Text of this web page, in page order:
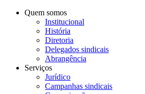
Quem somos
Institucional
História
Diretoria
Delegados sindicais
Abrangência
Serviços
Jurídico
Campanhas sindicais